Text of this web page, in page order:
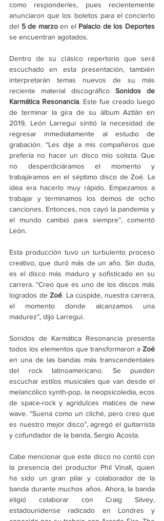
como responderles, pues recientemente
anunciaron que los boletos para el concierto
del 5 de marzo en el Palacio de los Deportes
se encuentran agotados.
Dentro de su clásico repertorio que será
escuchado en esta presentación, también
interpretarán temas nuevos de su más
reciente material discográfico Sonidos de
Karmática Resonancia. Este fue creado luego
de terminar la gira de su álbum Aztlán en
2019, León Larregui sintió la necesidad de
regresar inmediatamente al estudio de
grabación. “Les dije a mis compañeros que
prefería no hacer un disco mío solista. Que
no desperdiciáramos el momento y
trabajáramos en el séptimo disco de Zoé. La
idea era hacerlo muy rápido. Empezamos a
trabajar y terminamos los demos de ocho
canciones. Entonces, nos cayó la pandemia y
el mundo cambió para siempre”, comentó
León.
Esta producción tuvo un turbulento proceso
creativo, que duró más de un año. Sin duda,
es el disco más maduro y sofisticado en su
carrera. “Creo que es uno de los discos más
logrados de Zoé. La cúspide, nuestra carrera,
el momento donde alcanzamos una
madurez”, dijo Larregui.
Sonidos de Karmática Resonancia presenta
todos los elementos que transformaron a Zoé
en una de las bandas más transcendentales
del rock latinoamericano. Se pueden
escuchar estilos musicales que van desde el
melancólico synth-pop, la neopsicoledia, ecos
de space-rock y agridulces matices de new
wave. “Suena como un cliché, pero creo que
es nuestro mejor disco”, agregó el guitarrista
y cofundador de la banda, Sergio Acosta.
Cabe mencionar que este disco no contó con
la presencia del productor Phil Vinall, quien
ha sido un gran pilar y colaborador de la
banda durante muchos años. Ahora, la banda
eligió colaborar con Craig Silvey,
estadounidense radicado en Londres y